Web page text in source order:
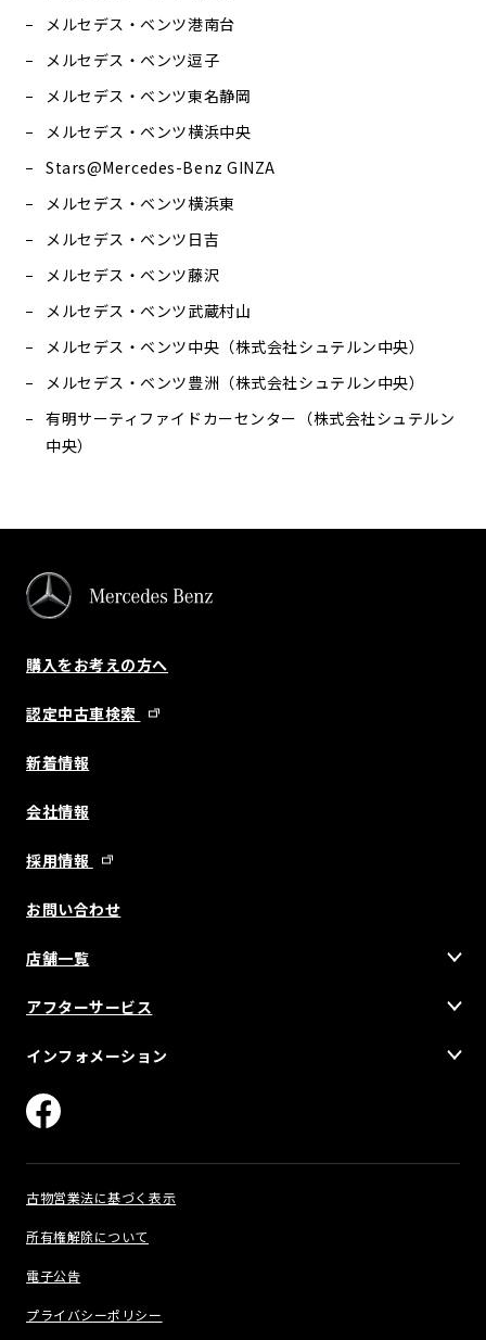
メルセデス・ベンツ港南台
メルセデス・ベンツ逗子
メルセデス・ベンツ東名静岡
メルセデス・ベンツ横浜中央
Stars@Mercedes-Benz GINZA
メルセデス・ベンツ横浜東
メルセデス・ベンツ日吉
メルセデス・ベンツ藤沢
メルセデス・ベンツ武蔵村山
メルセデス・ベンツ中央（株式会社シュテルン中央）
メルセデス・ベンツ豊洲（株式会社シュテルン中央）
有明サーティファイドカーセンター（株式会社シュテルン
中央）
購入をお考えの方へ
認定中古車検索
新着情報
会社情報
採用情報
お問い合わせ
店舗一覧
アフターサービス
インフォメーション
古物営業法に基づく表示
所有権解除について
電子公告
プライバシーポリシー